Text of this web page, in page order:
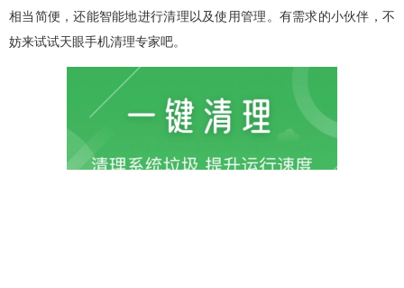
相当简便，还能智能地进行清理以及使用管理。有需求的小伙伴，不
妨来试试天眼手机清理专家吧。